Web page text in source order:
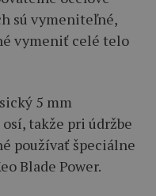
sú vymeniteľné,
vymeniť celé telo
5 mm
takže pri údržbe
používať špeciálne
Blade Power.